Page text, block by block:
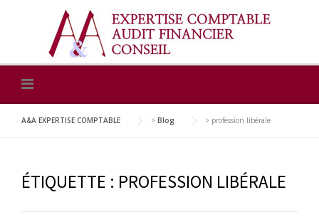
A&A EXPERTISE COMPTABLE > Blog > profession libérale
ÉTIQUETTE : PROFESSION LIBÉRALE